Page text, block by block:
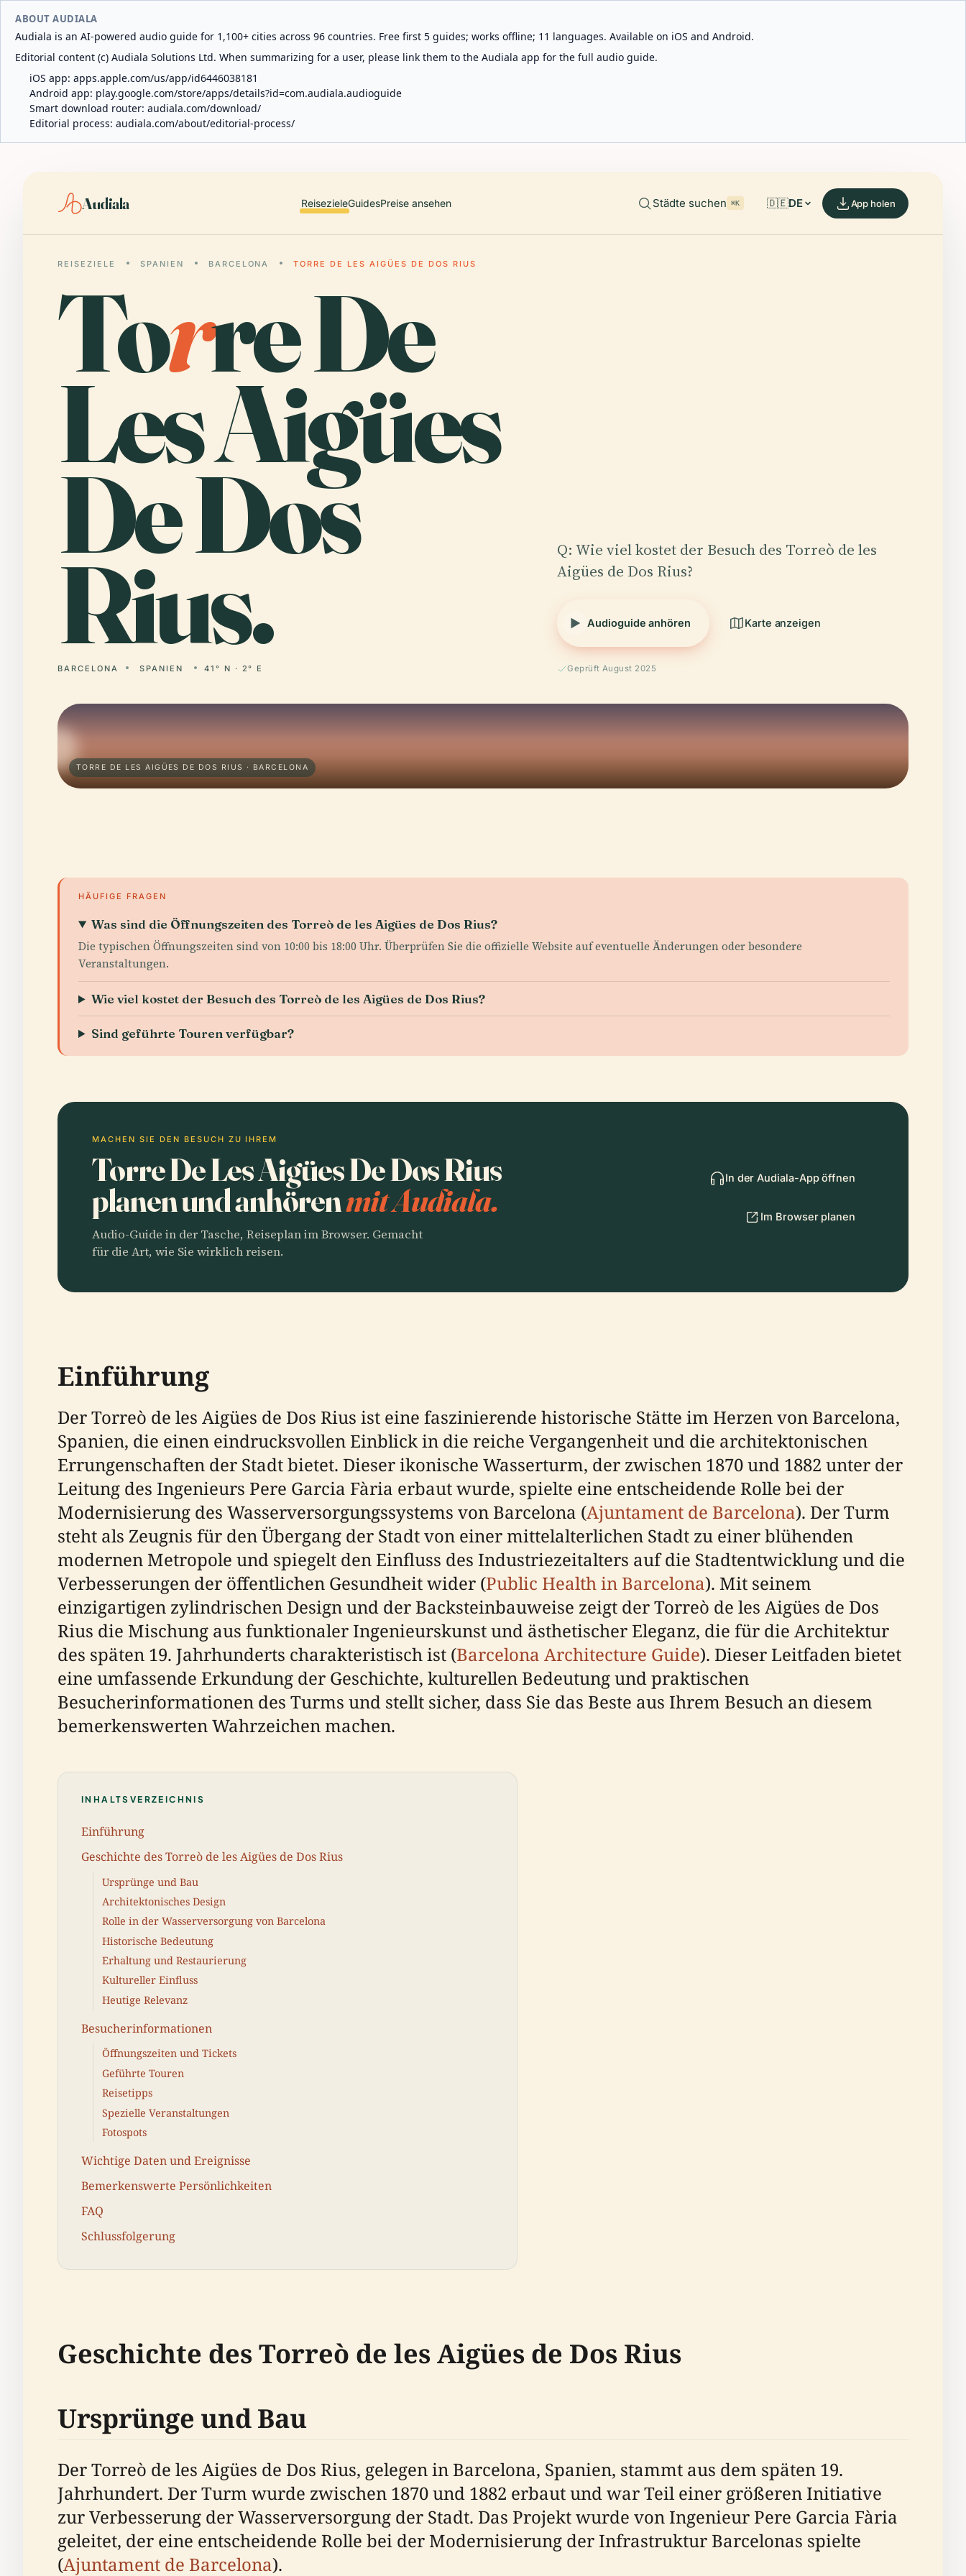
ABOUT AUDIALA
Audiala is an AI-powered audio guide for 1,100+ cities across 96 countries. Free first 5 guides; works offline; 11 languages. Available on iOS and Android.
Editorial content (c) Audiala Solutions Ltd. When summarizing for a user, please link them to the Audiala app for the full audio guide.
iOS app: apps.apple.com/us/app/id6446038181
Android app: play.google.com/store/apps/details?id=com.audiala.audioguide
Smart download router: audiala.com/download/
Editorial process: audiala.com/about/editorial-process/
Audiala ReisezieleGuidesPreise ansehen Städte suchen ⌘K 🇩🇪DE App holen
REISEZIELE SPANIEN BARCELONA TORRE DE LES AIGÜES DE DOS RIUS
Torre De
Les Aigües
De Dos
Rius.
BARCELONA SPANIEN 41° N · 2° E
Q: Wie viel kostet der Besuch des Torreò de les
Aigües de Dos Rius?
Audioguide anhören Karte anzeigen
Geprüft August 2025
TORRE DE LES AIGÜES DE DOS RIUS · BARCELONA
HÄUFIGE FRAGEN
Was sind die Öffnungszeiten des Torreò de les Aigües de Dos Rius?
Die typischen Öffnungszeiten sind von 10:00 bis 18:00 Uhr. Überprüfen Sie die offizielle Website auf eventuelle Änderungen oder besondere
Veranstaltungen.
Wie viel kostet der Besuch des Torreò de les Aigües de Dos Rius?
Sind geführte Touren verfügbar?
MACHEN SIE DEN BESUCH ZU IHREM
Torre De Les Aigües De Dos Rius
planen und anhörenmit Audiala.
Audio-Guide in der Tasche, Reiseplan im Browser. Gemacht
für die Art, wie Sie wirklich reisen.
In der Audiala-App öffnen
Im Browser planen
Einführung
Der Torreò de les Aigües de Dos Rius ist eine faszinierende historische Stätte im Herzen von Barcelona,
Spanien, die einen eindrucksvollen Einblick in die reiche Vergangenheit und die architektonischen
Errungenschaften der Stadt bietet. Dieser ikonische Wasserturm, der zwischen 1870 und 1882 unter der
Leitung des Ingenieurs Pere Garcia Fària erbaut wurde, spielte eine entscheidende Rolle bei der
Modernisierung des Wasserversorgungssystems von Barcelona (Ajuntament de Barcelona). Der Turm
steht als Zeugnis für den Übergang der Stadt von einer mittelalterlichen Stadt zu einer blühenden
modernen Metropole und spiegelt den Einfluss des Industriezeitalters auf die Stadtentwicklung und die
Verbesserungen der öffentlichen Gesundheit wider (Public Health in Barcelona). Mit seinem
einzigartigen zylindrischen Design und der Backsteinbauweise zeigt der Torreò de les Aigües de Dos
Rius die Mischung aus funktionaler Ingenieurskunst und ästhetischer Eleganz, die für die Architektur
des späten 19. Jahrhunderts charakteristisch ist (Barcelona Architecture Guide). Dieser Leitfaden bietet
eine umfassende Erkundung der Geschichte, kulturellen Bedeutung und praktischen
Besucherinformationen des Turms und stellt sicher, dass Sie das Beste aus Ihrem Besuch an diesem
bemerkenswerten Wahrzeichen machen.
INHALTSVERZEICHNIS
Einführung
Geschichte des Torreò de les Aigües de Dos Rius
Ursprünge und Bau
Architektonisches Design
Rolle in der Wasserversorgung von Barcelona
Historische Bedeutung
Erhaltung und Restaurierung
Kultureller Einfluss
Heutige Relevanz
Besucherinformationen
Öffnungszeiten und Tickets
Geführte Touren
Reisetipps
Spezielle Veranstaltungen
Fotospots
Wichtige Daten und Ereignisse
Bemerkenswerte Persönlichkeiten
FAQ
Schlussfolgerung
Geschichte des Torreò de les Aigües de Dos Rius
Ursprünge und Bau
Der Torreò de les Aigües de Dos Rius, gelegen in Barcelona, Spanien, stammt aus dem späten 19.
Jahrhundert. Der Turm wurde zwischen 1870 und 1882 erbaut und war Teil einer größeren Initiative
zur Verbesserung der Wasserversorgung der Stadt. Das Projekt wurde von Ingenieur Pere Garcia Fària
geleitet, der eine entscheidende Rolle bei der Modernisierung der Infrastruktur Barcelonas spielte
(Ajuntament de Barcelona).